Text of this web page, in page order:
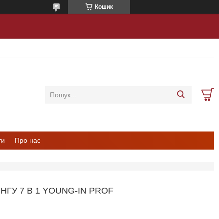
Кошик
Про нас
7 В 1 YOUNG-IN PROF